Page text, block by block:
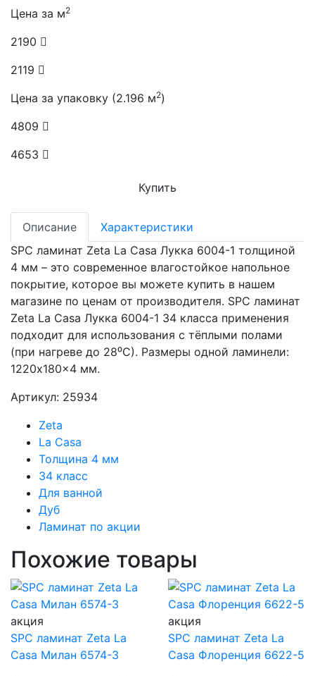
Цена за м2
2190
2119
Цена за упаковку (2.196 м2)
4809
4653
Купить
Описание
Характеристики
SPC ламинат Zeta La Casa Лукка 6004-1 толщиной
4 мм – это современное влагостойкое напольное
покрытие, которое вы можете купить в нашем
магазине по ценам от производителя. SPC ламинат
Zeta La Casa Лукка 6004-1 34 класса применения
подходит для использования с тёплыми полами
(при нагреве до 28⁰С). Размеры одной ламинели:
1220x180x4 мм.
Артикул: 25934
Zeta
La Casa
Толщина 4 мм
34 класс
Для ванной
Дуб
Ламинат по акции
Похожие товары
акция
SPC ламинат Zeta La
Casa Милан 6574-3
акция
SPC ламинат Zeta La
Casa Флоренция 6622-5